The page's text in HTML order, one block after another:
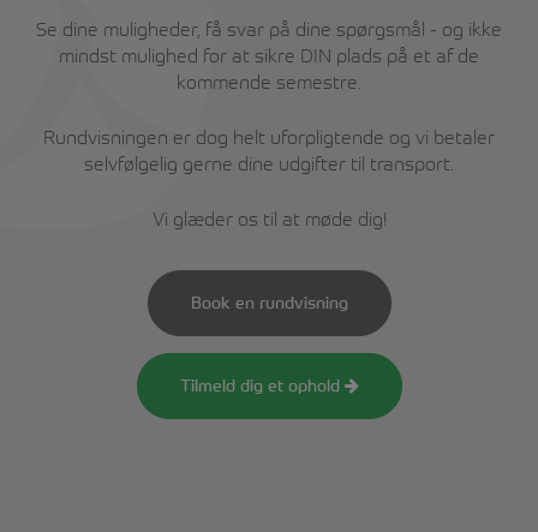
Se dine muligheder, få svar på dine spørgsmål - og ikke
mindst mulighed for at sikre DIN plads på et af de
kommende semestre.
Rundvisningen er dog helt uforpligtende og vi betaler
selvfølgelig gerne dine udgifter til transport.
Vi glæder os til at møde dig!
Book en rundvisning
Tilmeld dig et ophold